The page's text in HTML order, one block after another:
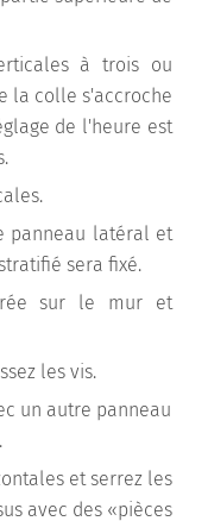
à trois ou
la colle s'accroche
de l'heure est
panneau latéral et
sera fixé.
sur le mur et
les vis.
un autre panneau
et serrez les
avec des «pièces